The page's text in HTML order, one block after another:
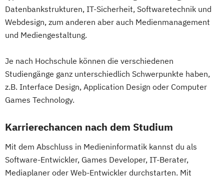
Datenbankstrukturen, IT-Sicherheit, Softwaretechnik und
Webdesign, zum anderen aber auch Medienmanagement
und Mediengestaltung.
Je nach Hochschule können die verschiedenen
Studiengänge ganz unterschiedlich Schwerpunkte haben,
z.B. Interface Design, Application Design oder Computer
Games Technology.
Karrierechancen nach dem Studium
Mit dem Abschluss in Medieninformatik kannst du als
Software-Entwickler, Games Developer, IT-Berater,
Mediaplaner oder Web-Entwickler durchstarten. Mit